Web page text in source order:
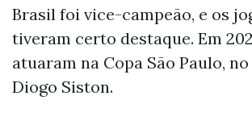
Brasil foi vice-campeão, e os
tiveram certo destaque. Em
atuaram na Copa São Paulo,
Diogo Siston.